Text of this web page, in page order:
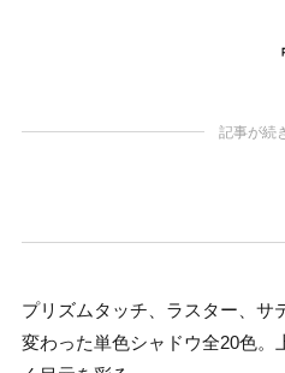
記事が続
プリズムタッチ、ラスター、サ
変わった単色シャドウ全20色。